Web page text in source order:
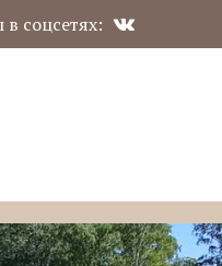
соцсетях: